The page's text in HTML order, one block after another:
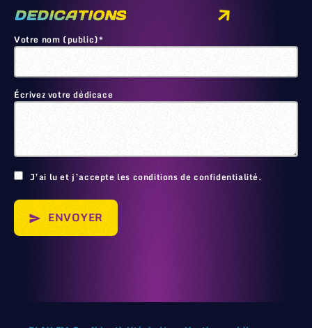
DEDICATIONS
Votre nom (public)*
Écrivez votre dédicace
J’ai lu et j’accepte les conditions de confidentialité.
send ENVOYER